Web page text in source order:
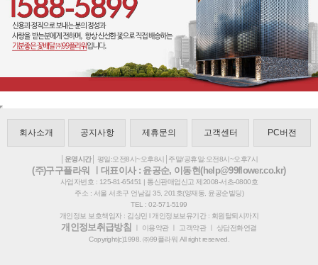
회사소개 공지사항 제휴문의 고객센터 PC버전
│운영시간│ 평일:오전8시~오후8시│주말/공휴일:오전8시~오후7시
(주)구구플라워 ㅣ대표이사 : 윤공순, 이동현(help@99flower.co.kr)
사업자번호 : 125-81-65451 | 통신판매업신고 제2008-서초-0800호
주소 : 서울 서초구 언남길 35, 201호(양재동, 윤공순빌딩)
TEL : 02-571-5199
개인정보 보호책임자 : 김상민 l 개인정보보유기간 : 회원탈퇴시까지
개인정보취급방침 이용약관ㅣ 고객약관ㅣ
상담전화연결
Copyright(c)1998. ㈜99플라워 All right reserved.